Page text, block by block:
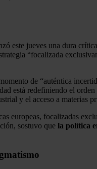
este jueves una dura
“focalizada
de “auténtica
está redefiniendo el
y el acceso a materias
europeas, focalizadas
sostuvo que la política